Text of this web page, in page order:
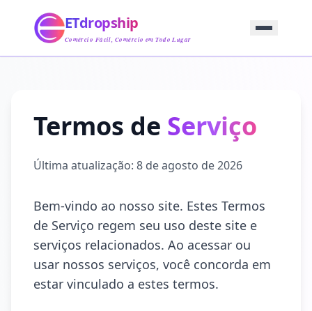
Abastecimento
Serviço
Produto
ETdropship
Comércio Fácil, Comércio em Todo Lugar
Termos de Serviço
Última atualização: 8 de agosto de 2026
Bem-vindo ao nosso site. Estes Termos
de Serviço regem seu uso deste site e
serviços relacionados. Ao acessar ou
usar nossos serviços, você concorda em
estar vinculado a estes termos.